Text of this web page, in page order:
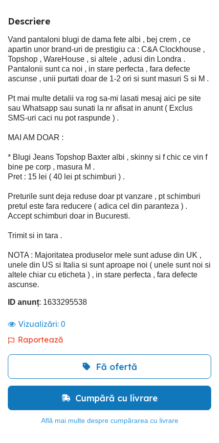
Descriere
Vand pantaloni blugi de dama fete albi , bej crem , ce
apartin unor brand-uri de prestigiu ca : C&A Clockhouse ,
Topshop , WareHouse , si altele , adusi din Londra .
Pantalonii sunt ca noi , in stare perfecta , fara defecte
ascunse , unii purtati doar de 1-2 ori si sunt masuri S si M .
Pt mai multe detalii va rog sa-mi lasati mesaj aici pe site
sau Whatsapp sau sunati la nr afisat in anunt ( Exclus
SMS-uri caci nu pot raspunde ) .
MAI AM DOAR :
* Blugi Jeans Topshop Baxter albi , skinny si f chic ce vin f
bine pe corp , masura M .
Pret : 15 lei ( 40 lei pt schimburi ) .
Preturile sunt deja reduse doar pt vanzare , pt schimburi
pretul este fara reducere ( adica cel din paranteza ) .
Accept schimburi doar in Bucuresti.
Trimit si in tara .
NOTA : Majoritatea produselor mele sunt aduse din UK ,
unele din US si Italia si sunt aproape noi ( unele sunt noi si
altele chiar cu eticheta ) , in stare perfecta , fara defecte
ascunse.
ID anunț: 1633295538
Vizualizări: 0
Raportează
Fă ofertă
Cumpără cu livrare
Află mai multe despre cumpărarea cu livrare